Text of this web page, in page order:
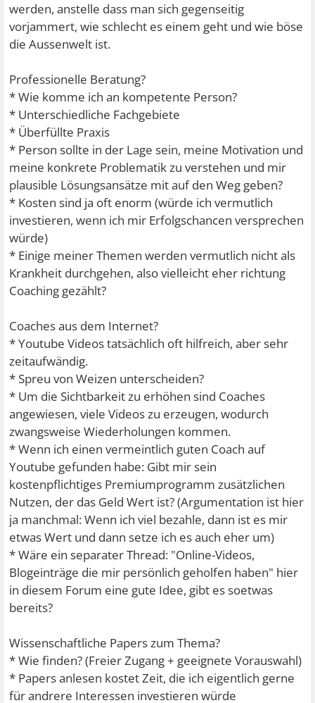
werden, anstelle dass man sich gegenseitig
vorjammert, wie schlecht es einem geht und wie böse
die Aussenwelt ist.
Professionelle Beratung?
* Wie komme ich an kompetente Person?
* Unterschiedliche Fachgebiete
* Überfüllte Praxis
* Person sollte in der Lage sein, meine Motivation und
meine konkrete Problematik zu verstehen und mir
plausible Lösungsansätze mit auf den Weg geben?
* Kosten sind ja oft enorm (würde ich vermutlich
investieren, wenn ich mir Erfolgschancen versprechen
würde)
* Einige meiner Themen werden vermutlich nicht als
Krankheit durchgehen, also vielleicht eher richtung
Coaching gezählt?
Coaches aus dem Internet?
* Youtube Videos tatsächlich oft hilfreich, aber sehr
zeitaufwändig.
* Spreu von Weizen unterscheiden?
* Um die Sichtbarkeit zu erhöhen sind Coaches
angewiesen, viele Videos zu erzeugen, wodurch
zwangsweise Wiederholungen kommen.
* Wenn ich einen vermeintlich guten Coach auf
Youtube gefunden habe: Gibt mir sein
kostenpflichtiges Premiumprogramm zusätzlichen
Nutzen, der das Geld Wert ist? (Argumentation ist hier
ja manchmal: Wenn ich viel bezahle, dann ist es mir
etwas Wert und dann setze ich es auch eher um)
* Wäre ein separater Thread: "Online-Videos,
Blogeinträge die mir persönlich geholfen haben" hier
in diesem Forum eine gute Idee, gibt es soetwas
bereits?
Wissenschaftliche Papers zum Thema?
* Wie finden? (Freier Zugang + geeignete Vorauswahl)
* Papers anlesen kostet Zeit, die ich eigentlich gerne
für andrere Interessen investieren würde